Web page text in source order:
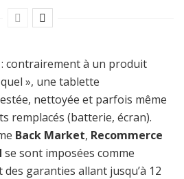
contrairement à un produit
», une tablette
nettoyée et parfois même
remplacés (batterie, écran).
Back Market, Recommerce
se sont imposées comme
garanties allant jusqu’à 12